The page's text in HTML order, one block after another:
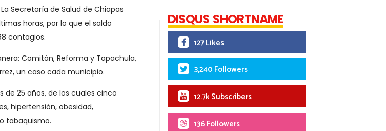
Secretaría de Salud de Chiapas
horas, por lo que el saldo
contagios.
Comitán, Reforma y Tapachula,
un caso cada municipio.
25 años, de los cuales cinco
hipertensión, obesidad,
tabaquismo.
DISQUS SHORTNAME
127 Likes
3,240 Followers
12.7k Subscribers
136 Followers